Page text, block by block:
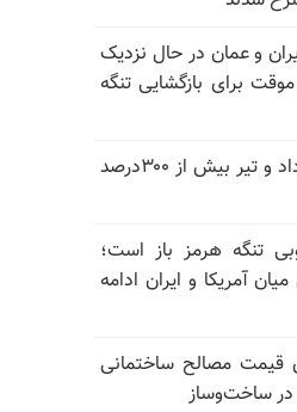
و عمان در حال نزدیک
برای بازگشایی تنگه
قبض آب و برق خرداد و تیر بیش از ۳۰۰درصد
تنگه هرمز باز است؛
آمریکا و ایران ادامه
درصدی قیمت مصالح ساختمانی
در ساخت‌وساز